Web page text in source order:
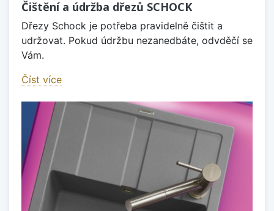
Čištění a údržba dřezů SCHOCK
Dřezy Schock je potřeba pravidelně čištit a
udržovat. Pokud údržbu nezanedbáte, odvděčí se
Vám.
Číst více